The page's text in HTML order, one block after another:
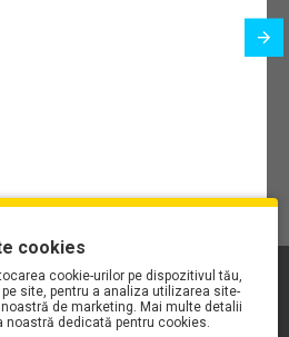
MOTORS PE SPOTIFY
cookies
cookie-urilor pe dispozitivul tău,
site, pentru a analiza utilizarea site-
de marketing. Mai multe detalii
noastră dedicată pentru cookies.